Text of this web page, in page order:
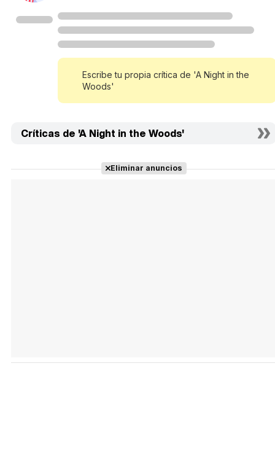
Escribe tu propia crítica de 'A Night in the
Woods'
Críticas de 'A Night in the Woods'
Eliminar anuncios